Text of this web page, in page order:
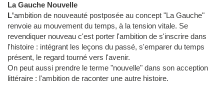
La Gauche Nouvelle
L'ambition de nouveauté postposée au concept "La Gauche"
renvoie au mouvement du temps, à la tension vitale. Se
revendiquer nouveau c'est porter l'ambition de s'inscrire dans
l'histoire : intégrant les leçons du passé, s'emparer du temps
présent, le regard tourné vers l'avenir.
On peut aussi prendre le terme "nouvelle" dans son acception
littéraire : l'ambition de raconter une autre histoire.